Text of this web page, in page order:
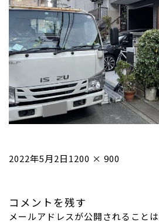
投
2022年5月2日フ
イ
ズ
1200 × 900
コメントを残す
メールアドレスが公開されることは